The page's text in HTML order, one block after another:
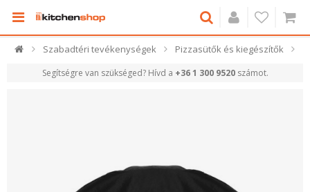
Szabadtéri tevékenységek Pizzasütők és kiegészítők
Segítségre van szükséged? Hívd a +36 1 300 9520számot.